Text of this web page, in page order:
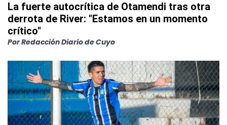
La fuerte autocrítica de Otamendi tras otra
derrota de River: "Estamos en un momento
crítico"
PorRedacción Diario de Cuyo